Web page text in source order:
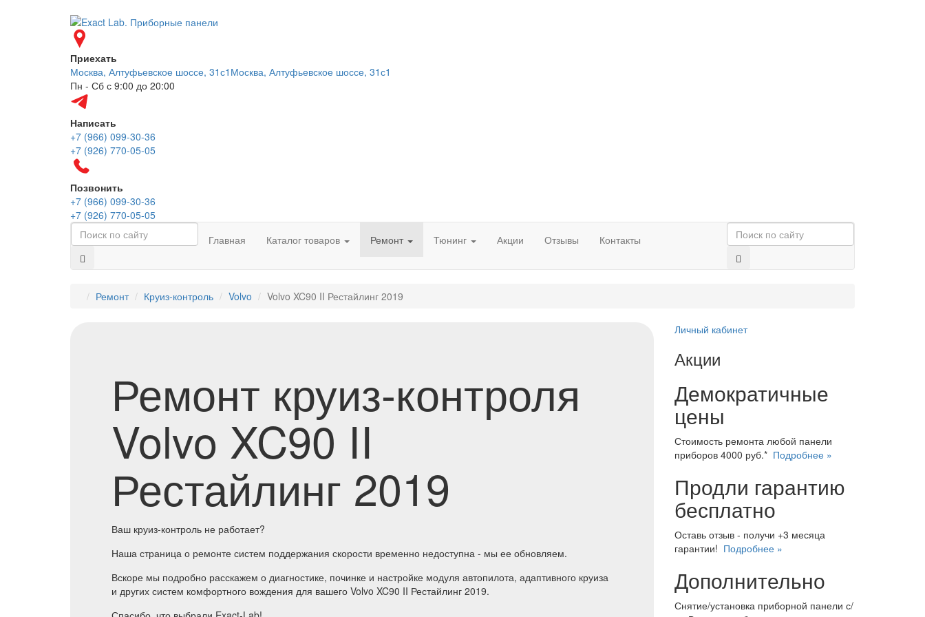
Приехать
Москва, Алтуфьевское шоссе, 31с1 Москва, Алтуфьевское шоссе, 31с1
Пн - Сб с 9:00 до 20:00
Написать
+7 (966) 099-30-36
+7 (926) 770-05-05
Позвонить
+7 (966) 099-30-36
+7 (926) 770-05-05
Главная
Каталог товаров Ремонт Тюнинг Акции Отзывы Контакты
Ремонт Круиз-контроль Volvo Volvo XC90 II Рестайлинг 2019
Ремонт круиз-контроля
Volvo XC90 II
Рестайлинг 2019
Ваш круиз-контроль не работает?
Наша страница о ремонте систем поддержания скорости временно недоступна - мы ее обновляем.
Вскоре мы подробно расскажем о диагностике, починке и настройке модуля автопилота, адаптивного круиза
и других систем комфортного вождения для вашего Volvo XC90 II Рестайлинг 2019.
Личный кабинет
Акции
Демократичные
цены
Стоимость ремонта любой панели
приборов 4000 руб.* Подробнее »
Продли гарантию
бесплатно
Оставь отзыв - получи +3 месяца
гарантии! Подробнее »
Дополнительно
Снятие/установка приборной панели с/